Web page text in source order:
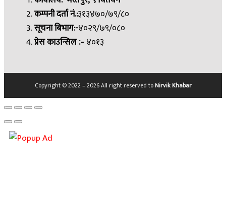
कम्पनी दर्ता नं.:३१३४७०/७९/८०
सूचना बिभाग:-४०२९/७९/०८०
प्रेस काउन्सिल:- ४०१३
Copyright © 2022 – 2026 All right reserved toNirvik Khabar